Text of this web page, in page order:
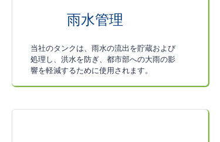
雨水管理
当社のタンクは、雨水の流出を貯蔵および
処理し、洪水を防ぎ、都市部への大雨の影
響を軽減するために使用されます。